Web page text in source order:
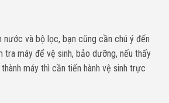
nước và bộ lọc, bạn cũng cần chú ý đến
tra máy để vệ sinh, bảo dưỡng, nếu thấy
máy thì cần tiến hành vệ sinh trực